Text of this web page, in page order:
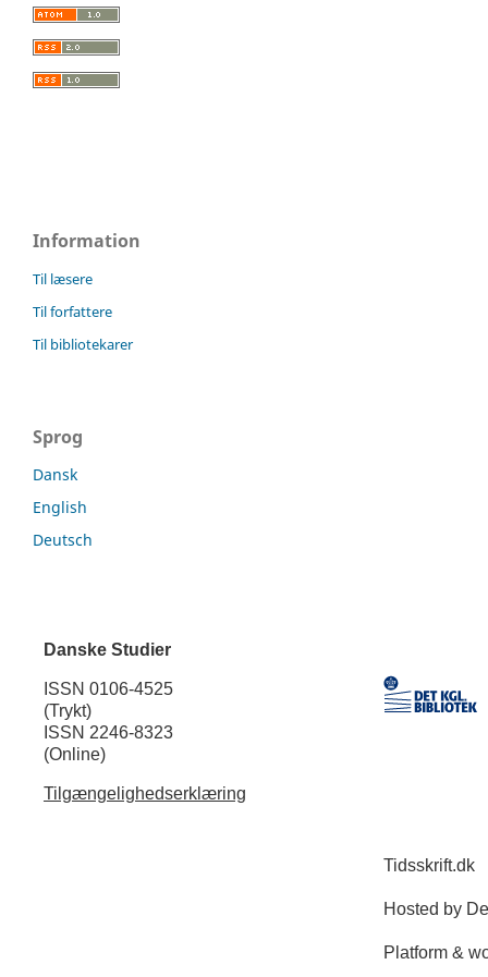
Information
Til læsere
Til forfattere
Til bibliotekarer
Sprog
Dansk
English
Deutsch
Danske Studier
ISSN 0106-4525
(Trykt)
ISSN 2246-8323
(Online)
Tilgængelighedserklæring